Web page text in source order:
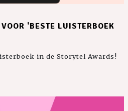
'BESTE LUISTERBOEK
in de Storytel Awards!